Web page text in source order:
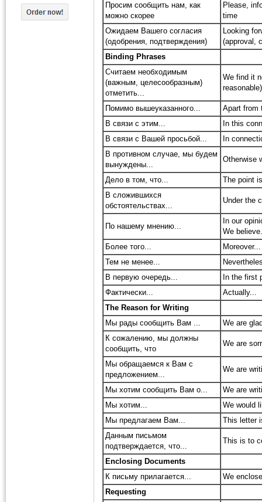
Просим сообщить нам, как
можно скорее
Please,
time
Ожидаем Вашего согласия
(одобрения, подтверждения)
Looking
(approval,
Binding Phrases
Считаем необходимым
(важным, целесообразным)
отметить...
We find it
Помимо вышеуказанного...
Apart from
В связи с этим...
In this
В связи с Вашей просьбой...
In
В противном случае, мы будем
вынуждены...
Otherwise
Дело в том, что...
The point
В сложившихся
обстоятельствах...
Under the
По нашему мнению...
In our
We
Более того...
Moreover...
Тем не менее...
В первую очередь...
In the first
Фактически...
Actually...
The Reason for Writing
Мы рады сообщить Вам ...
We are
К сожалению, мы должны
сообщить, что
We are
Мы обращаемся к Вам с
предложением...
We are
Мы хотим сообщить Вам о...
We are
Мы хотим...
We would
Мы предлагаем Вам...
This letter
Данным письмом
подтверждается, что...
This is to
Enclosing Documents
К письму прилагается...
We
Requesting